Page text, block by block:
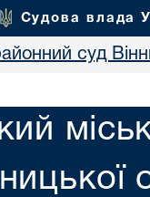
Судова влада
суд